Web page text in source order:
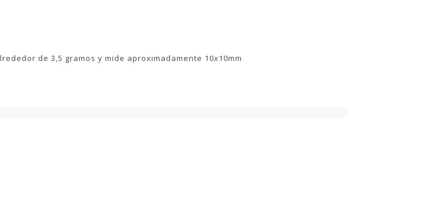
de 3,5 gramos y mide aproximadamente 10x10mm